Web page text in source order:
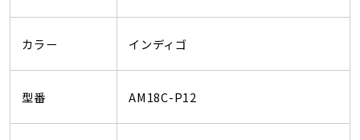
カラー インディゴ
型番 AM18C-P12